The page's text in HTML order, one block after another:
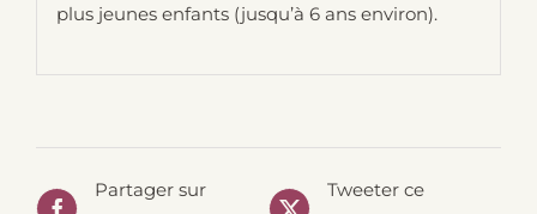
plus jeunes enfants (jusqu’à 6 ans environ).
Partager sur Tweeter ce